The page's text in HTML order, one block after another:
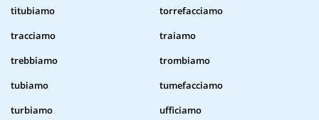
titubiamo
torrefacciamo
tracciamo
traiamo
trebbiamo
trombiamo
tubiamo
tumefacciamo
turbiamo
ufficiamo